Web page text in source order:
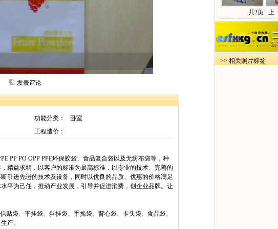
发表评论
功能分类：
卧室
工程造价：
PP PO OPP PPE环保胶袋、食品复合袋以及无纺布袋等，种
精益求精，以客户的标准为最高标准，以专业的技术、完善的
引进先进的技术及设备，同时以优良的品质、优惠的价格满足
平为己任，推动产业发展，引导并促进消费，创企业品牌。让
袋、平挂袋、斜挂袋、手挽袋、背心袋、卡头袋、食品袋、
产。
共2页 上
>> 相关照片标签